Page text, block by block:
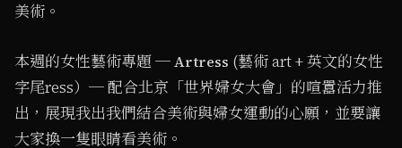
美術。
本週的女性藝術專題 ─Artress (藝術 art + 英文的女性
字尾ress）─ 配合北京「世界婦女大會」的喧囂活力推
出，展現我出我們結合美術與婦女運動的心願，並要讓
大家換一隻眼睛看美術。